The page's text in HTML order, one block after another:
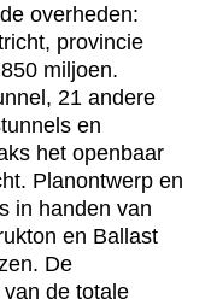
overheden:
provincie
miljoen.
21 andere
en
het openbaar
Planontwerp en
in handen van
en Ballast
De
de totale